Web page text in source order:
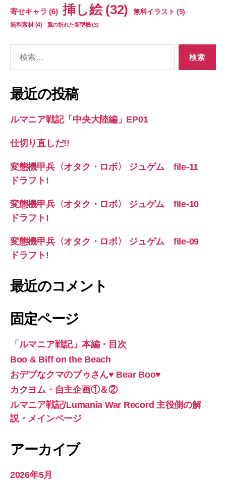
寄せキャラ (6) 挿し絵(32) 無料イラスト (5)
無料素材(4) 翼の折れた新型機(3)
象:
最近の投稿
ルマニア戦記「中央大陸編」EP01
仕切り直しだ!!
変態機甲兵〈オタク・ロボ〉 ジュゲム file-11
ドラフト!
変態機甲兵〈オタク・ロボ〉 ジュゲム file-10
ドラフト!
変態機甲兵〈オタク・ロボ〉 ジュゲム file-09
ドラフト!
最近のコメント
固定ページ
「ルマニア戦記」本編・目次
Boo & Biff on the Beach
おデブなクマのブゥさん♥ Bear Boo♥
カクヨム・自主企画①＆②
ルマニア戦記/Lumania War Record 主役側の解
説・メインページ
アーカイブ
2026年5月